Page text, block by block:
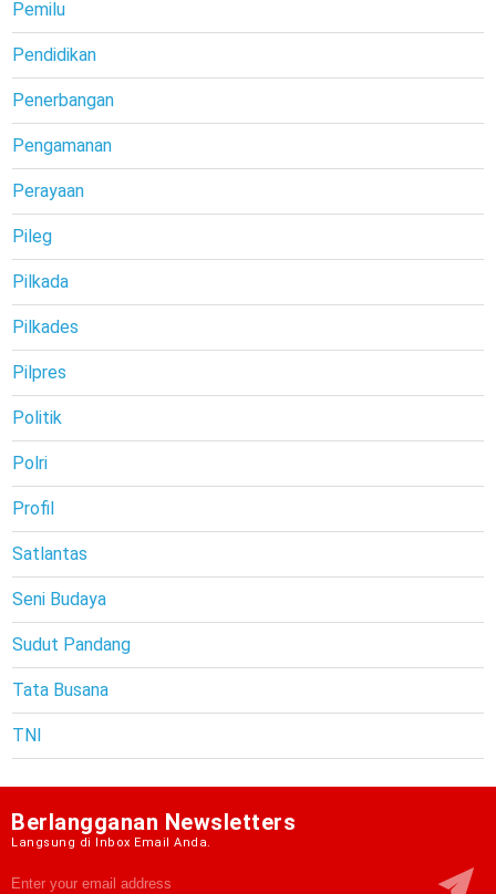
Pemilu
Pendidikan
Penerbangan
Pengamanan
Perayaan
Pileg
Pilkada
Pilkades
Pilpres
Politik
Polri
Profil
Satlantas
Seni Budaya
Sudut Pandang
Tata Busana
TNI
Berlangganan Newsletters
Langsung di Inbox Email Anda.